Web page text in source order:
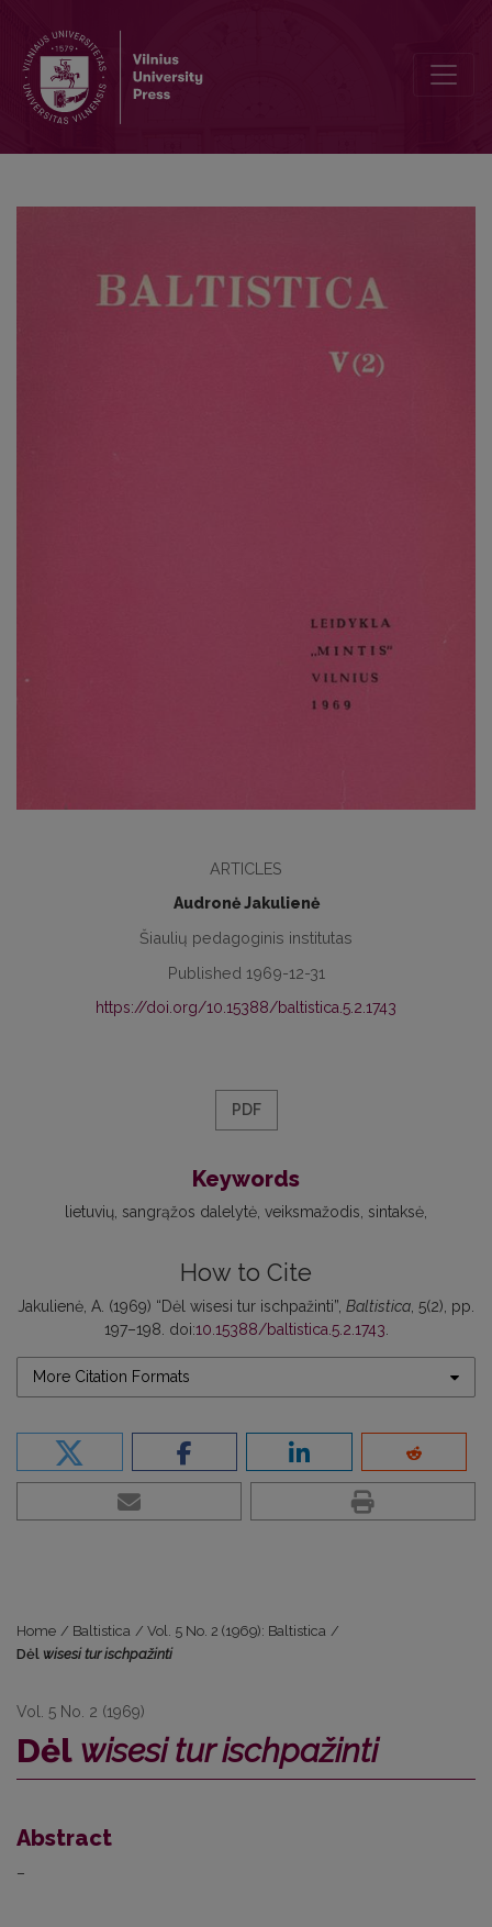
ARTICLES
Audronė Jakulienė
Šiaulių pedagoginis institutas
Published 1969-12-31
https://doi.org/10.15388/baltistica.5.2.1743
PDF
Keywords
lietuvių sangrąžos dalelytė veiksmažodis sintaksė
How to Cite
Jakulienė, A. (1969) “Dėl wisesi tur ischpažinti”, Baltistica, 5(2), pp.
197–198. doi:10.15388/baltistica.5.2.1743.
More Citation Formats
Home / Baltistica / Vol. 5 No. 2 (1969): Baltistica /
Dėl wisesi tur ischpažinti
Vol. 5 No. 2 (1969)
Dėl wisesi tur ischpažinti
Abstract
–